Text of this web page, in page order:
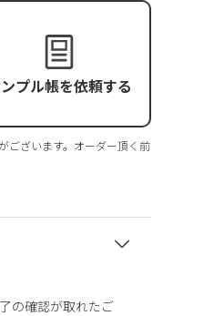
プル帳を依頼する
ございます。オーダー頂く前
の確認が取れたご